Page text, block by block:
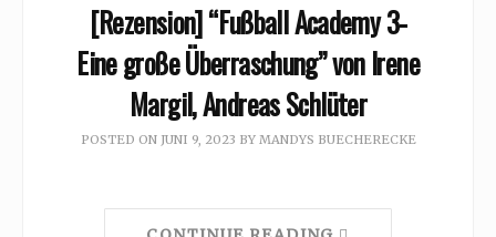
[Rezension] “Fußball Academy 3-
Eine große Überraschung” von Irene
Margil, Andreas Schlüter
POSTED ON JUNI 9, 2023 BY MANDYS BUECHERECKE